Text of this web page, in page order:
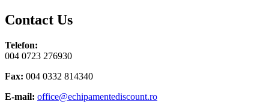
Contact Us
Telefon:
004 0723 276930
Fax: 004 0332 814340
E-mail: office@echipamentediscount.ro